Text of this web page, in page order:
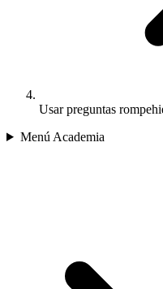
Usar preguntas
Menú Academia